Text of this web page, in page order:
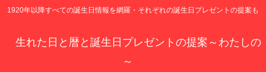
1920年以降すべての誕生日情報を網羅・それぞれの誕生日プレゼントの提案も
生れた日と暦と誕生日プレゼントの提案～わたしの
～